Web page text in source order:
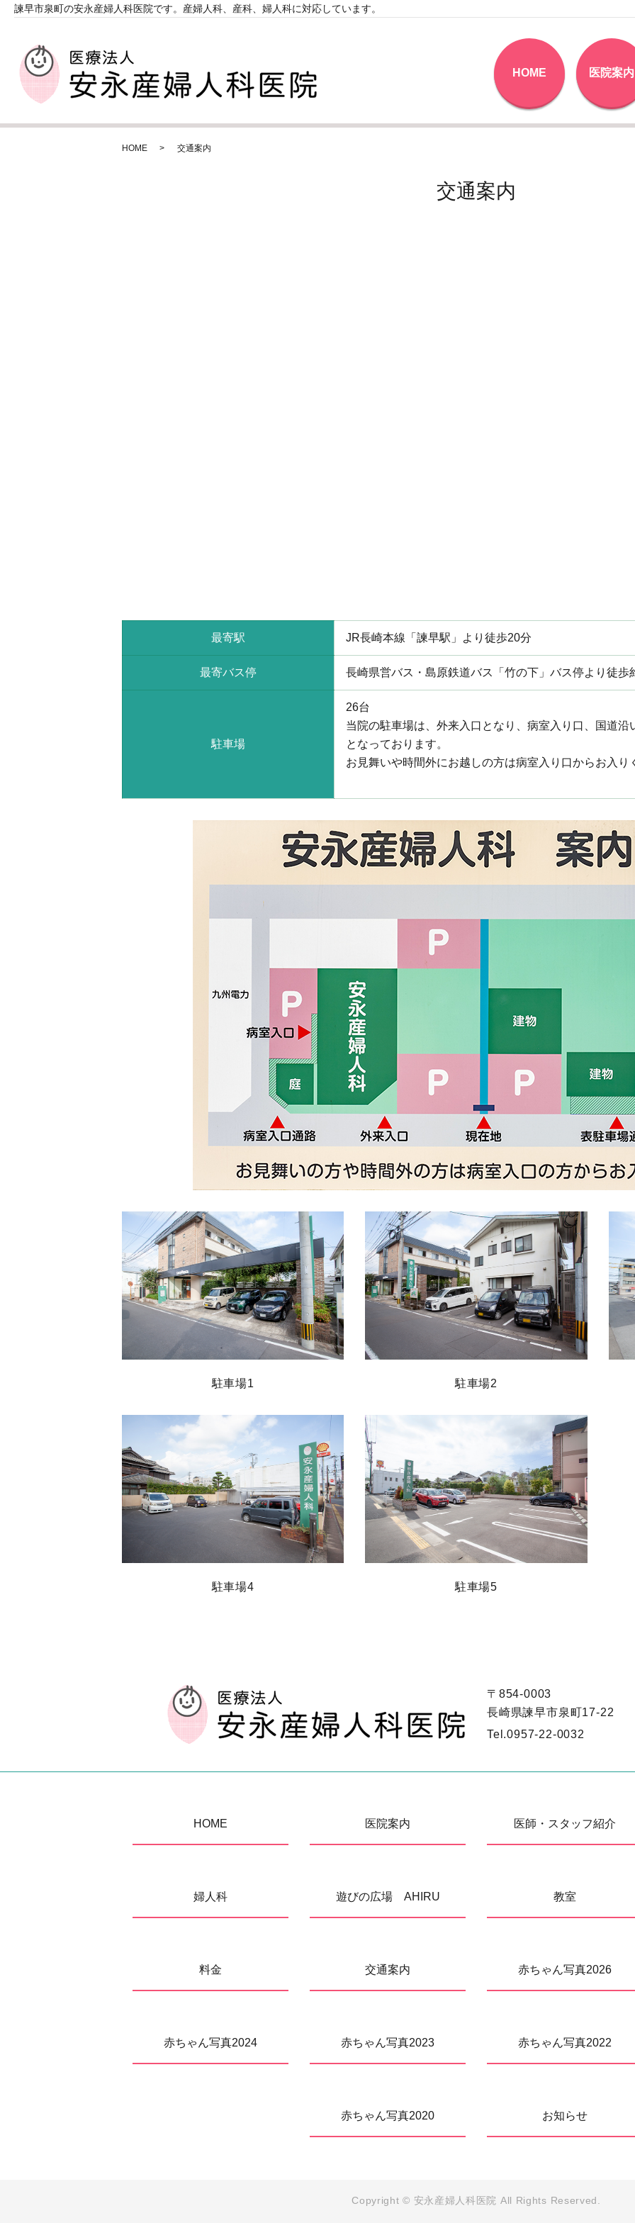
諫早市泉町の安永産婦人科医院です。産婦人科、産科、婦人科に対応しています。
HOME 医院案内
HOME 交通案内
交通案内
最寄駅 JR長崎本線「諫早駅」より徒歩20分
最寄バス停 長崎県営バス・島原鉄道バス「竹の下」バス停より徒歩
駐車場
26台
当院の駐車場は、外来入口となり、病室入り口、国道
となっております。
お見舞いや時間外にお越しの方は病室入り口からお入り
駐車場1 駐車場2
駐車場4 駐車場5
〒854-0003
長崎県諫早市泉町17-22
Tel.0957-22-0032
HOME 医院案内 医師・スタッフ紹介
婦人科 遊びの広場 AHIRU 教室
料金 交通案内 赤ちゃん写真2026
赤ちゃん写真2024 赤ちゃん写真2023 赤ちゃん写真2022
赤ちゃん写真2020 お知らせ
Copyright © 安永産婦人科医院 All Rights Reserved.